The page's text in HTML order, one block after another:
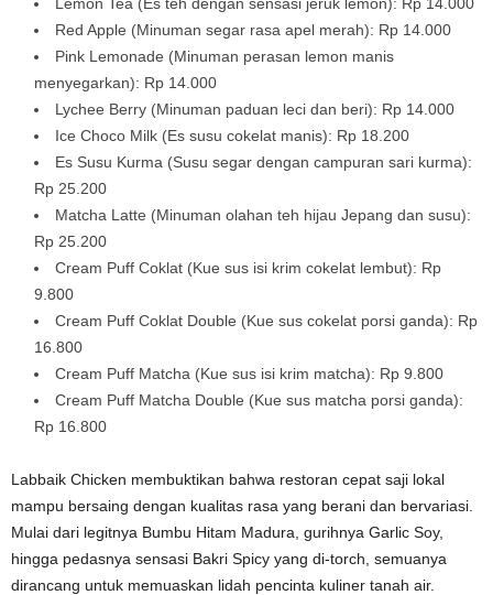
Red Apple (Minuman segar rasa apel merah): Rp 14.000
Pink Lemonade (Minuman perasan lemon manis
menyegarkan): Rp 14.000
Lychee Berry (Minuman paduan leci dan beri): Rp 14.000
Ice Choco Milk (Es susu cokelat manis): Rp 18.200
Es Susu Kurma (Susu segar dengan campuran sari kurma):
Rp 25.200
Matcha Latte (Minuman olahan teh hijau Jepang dan susu):
Rp 25.200
Cream Puff Coklat (Kue sus isi krim cokelat lembut): Rp
9.800
Cream Puff Coklat Double (Kue sus cokelat porsi ganda): Rp
16.800
Cream Puff Matcha (Kue sus isi krim matcha): Rp 9.800
Cream Puff Matcha Double (Kue sus matcha porsi ganda):
Rp 16.800
Labbaik Chicken membuktikan bahwa restoran cepat saji lokal
mampu bersaing dengan kualitas rasa yang berani dan bervariasi.
Mulai dari legitnya Bumbu Hitam Madura, gurihnya Garlic Soy,
hingga pedasnya sensasi Bakri Spicy yang di-torch, semuanya
dirancang untuk memuaskan lidah pencinta kuliner tanah air.